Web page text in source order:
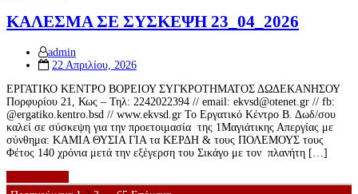
ΚΑΛΕΣΜΑ ΣΕ ΣΥΣΚΕΨΗ 23_04_2026
admin
Posted
22 Απριλίου, 2026
ΕΡΓΑΤΙΚΟ ΚΕΝΤΡΟ ΒΟΡΕΙΟΥ ΣΥΓΚΡΟΤΗΜΑΤΟΣ ΔΩΔΕΚΑΝΗΣΟΥ
Πορφυρίου 21, Κως – Τηλ: 2242022394 // email: ekvsd@otenet.gr // fb:
@ergatiko.kentro.bsd // www.ekvsd.gr Το Εργατικό Κέντρο Β. Δωδ/σου
καλεί σε σύσκεψη για την προετοιμασία της 1Μαγιάτικης Απεργίας με
σύνθημα: ΚΑΜΙΑ ΘΥΣΙΑ ΓΙΑ τα ΚΕΡΔΗ & τους ΠΟΛΕΜΟΥΣ τους
Φέτος 140 χρόνια μετά την εξέγερση του Σικάγο με τον πλανήτη […]